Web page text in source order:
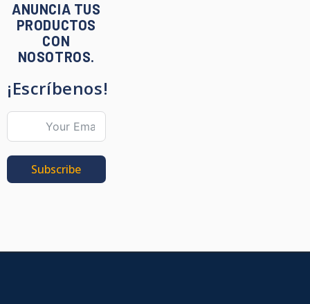
ANUNCIA TUS
PRODUCTOS
CON
NOSOTROS.
¡Escríbenos!
Subscribe